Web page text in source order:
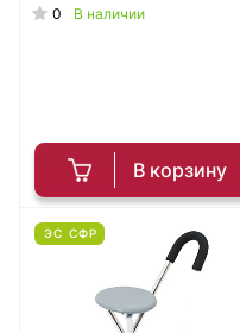
УПС
0 В наличии
В корзину
ЭС СФР